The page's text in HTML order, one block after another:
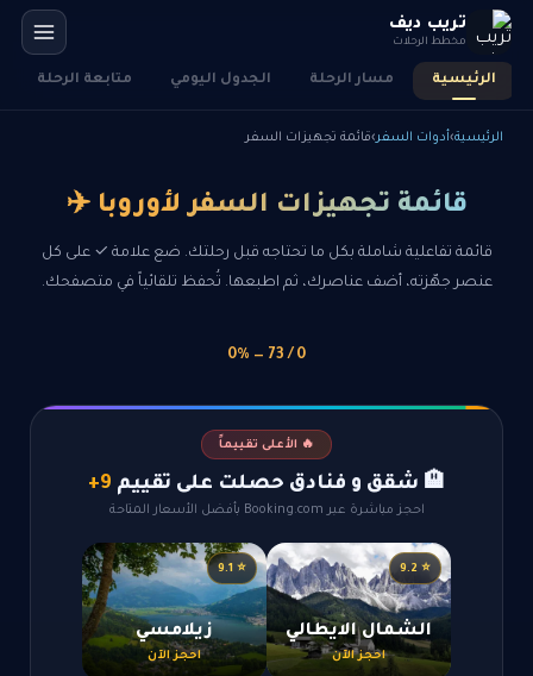
تريب ديف
مخطط الرحلات
الرئيسية مسار الرحلة الجدول اليومي متابعة الرحلة
الرئيسية›أدوات السفر›قائمة تجهيزات السفر
قائمة تجهيزات السفر لأوروبا ✈️
قائمة تفاعلية شاملة بكل ما تحتاجه قبل رحلتك. ضع علامة ✓ على كل
عنصر جهّزته، أضف عناصرك، ثم اطبعها. تُحفظ تلقائياً في متصفحك.
0 / 73 — 0%
🔥 الأعلى تقييماً
🏨 شقق و فنادق حصلت على تقييم 9+
احجز مباشرة عبر Booking.com بأفضل الأسعار المتاحة
⭐ 9.2
الشمال الايطالي
احجز الآن
⭐ 9.1
زيلامسي
احجز الآن